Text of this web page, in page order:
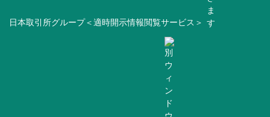
日本取引所グループ＜適時開示情報閲覧サービス＞